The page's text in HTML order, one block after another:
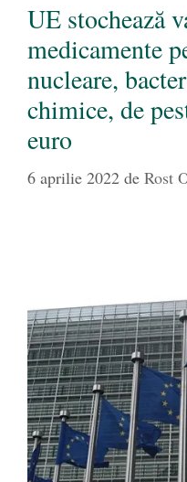
UE stochează
medicamente
nucleare,
chimice, de
euro
6 aprilie 2022 de Rost